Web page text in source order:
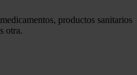
productos sanitarios
otra.